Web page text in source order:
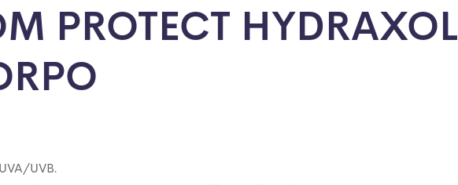
PROTECT HYDRAXOL
UVB.